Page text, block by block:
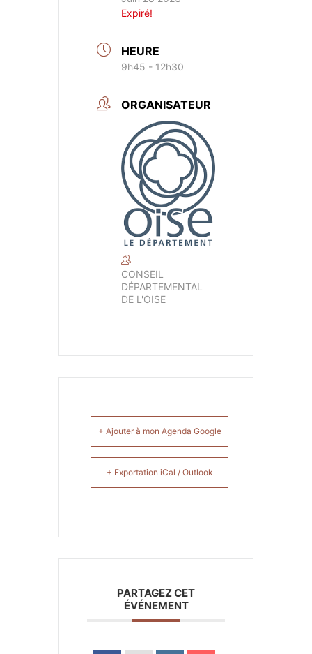
Expiré!
HEURE
9h45 - 12h30
ORGANISATEUR
CONSEIL
DÉPARTEMENTAL
DE L'OISE
+ Ajouter à mon Agenda Google
+ Exportation iCal / Outlook
PARTAGEZ CET
ÉVÉNEMENT